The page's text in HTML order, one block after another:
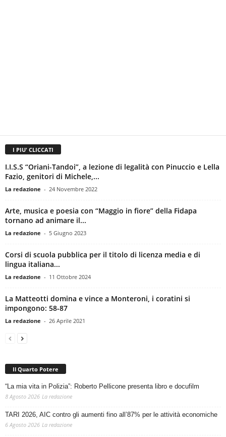
I PIU' CLICCATI
I.I.S.S “Oriani-Tandoi”, a lezione di legalità con Pinuccio e Lella
Fazio, genitori di Michele,...
La redazione - 24 Novembre 2022
Arte, musica e poesia con “Maggio in fiore” della Fidapa
tornano ad animare il...
La redazione - 5 Giugno 2023
Corsi di scuola pubblica per il titolo di licenza media e di
lingua italiana...
La redazione - 11 Ottobre 2024
La Matteotti domina e vince a Monteroni, i coratini si
impongono: 58-87
La redazione - 26 Aprile 2021
Il Quarto Potere
“La mia vita in Polizia”: Roberto Pellicone presenta libro e docufilm
8 Agosto 2026 La redazione
TARI 2026, AIC contro gli aumenti fino all’87% per le attività economiche
6 Agosto 2026 La redazione